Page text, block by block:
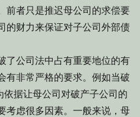
前者只是推迟母公司的求偿要
的财力来保证对子公司外部债
了公司法中占有重要地位的有
有非常严格的要求。例如当破
依据让母公司对破产子公司的
考虑很多因素。一般来说，母